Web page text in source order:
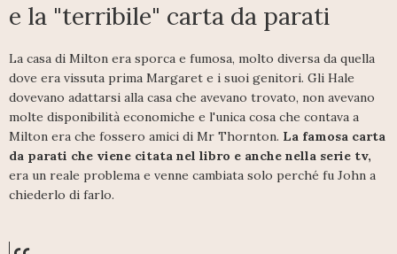
e la "terribile" carta da parati
La casa di Milton era sporca e fumosa, molto diversa da quella
dove era vissuta prima Margaret e i suoi genitori. Gli Hale
dovevano adattarsi alla casa che avevano trovato, non avevano
molte disponibilità economiche e l'unica cosa che contava a
Milton era che fossero amici di Mr Thornton. La famosa carta
da parati che viene citata nel libro e anche nella serie tv,
era un reale problema e venne cambiata solo perché fu John a
chiederlo di farlo.